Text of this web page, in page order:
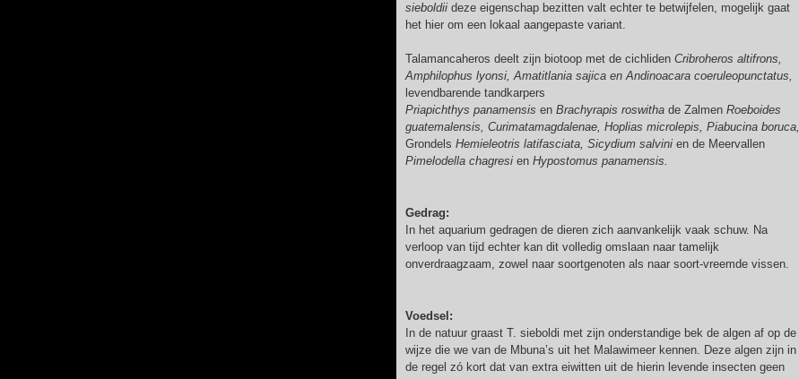
sieboldii deze eigenschap bezitten valt echter te betwijfelen, mogelijk gaat
het hier om een lokaal aangepaste variant.
Talamancaheros deelt zijn biotoop met de cichliden Cribroheros altifrons,
Amphilophus lyonsi, Amatitlania sajica en Andinoacara coeruleopunctatus,
levendbarende tandkarpers
Priapichthys panamensis en Brachyrapis roswitha de Zalmen Roeboides
guatemalensis, Curimatamagdalenae, Hoplias microlepis, Piabucina boruca,
Grondels Hemieleotris latifasciata, Sicydium salvini en de Meervallen
Pimelodella chagresi en Hypostomus panamensis.
Gedrag:
In het aquarium gedragen de dieren zich aanvankelijk vaak schuw. Na
verloop van tijd echter kan dit volledig omslaan naar tamelijk
onverdraagzaam, zowel naar soortgenoten als naar soort-vreemde vissen.
Voedsel:
In de natuur graast T. sieboldi met zijn onderstandige bek de algen af op de
wijze die we van de Mbuna’s uit het Malawimeer kennen. Deze algen zijn in
de regel zó kort dat van extra eiwitten uit de hierin levende insecten geen